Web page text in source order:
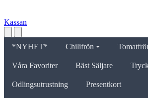
Kassan
*NYHET* Chilifrön
Våra Favoriter Bäst Säljare
Odlingsutrustning Presentkort